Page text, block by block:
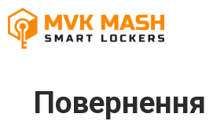
Повернення